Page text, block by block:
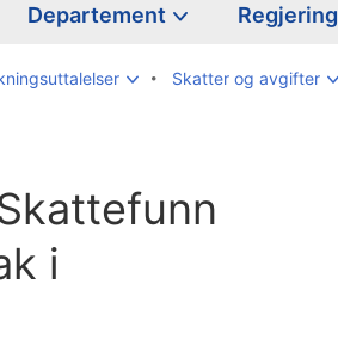
Departement Regjering
Skatter og avgifter
i